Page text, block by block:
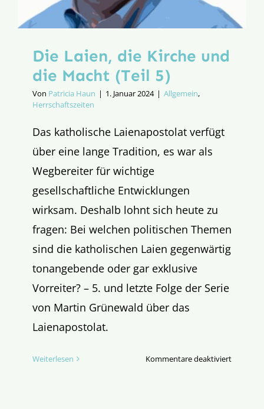
Die Laien, die Kirche und
die Macht (Teil 5)
Von Patricia Haun | 1. Januar 2024 | Allgemein,
Herrschaftszeiten
Das katholische Laienapostolat verfügt
über eine lange Tradition, es war als
Wegbereiter für wichtige
gesellschaftliche Entwicklungen
wirksam. Deshalb lohnt sich heute zu
fragen: Bei welchen politischen Themen
sind die katholischen Laien gegenwärtig
tonangebende oder gar exklusive
Vorreiter? – 5. und letzte Folge der Serie
von Martin Grünewald über das
Laienapostolat.
Weiterlesen Kommentare deaktiviertfür